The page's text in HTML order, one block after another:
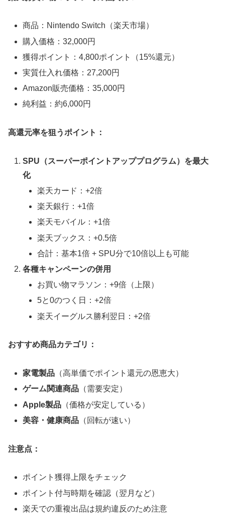
商品：Nintendo Switch（楽天市場）
購入価格：32,000円
獲得ポイント：4,800ポイント（15%還元）
実質仕入れ価格：27,200円
Amazon販売価格：35,000円
純利益：約6,000円
高還元率を狙うポイント：
SPU（スーパーポイントアッププログラム）を最大
化
楽天カード：+2倍
楽天銀行：+1倍
楽天モバイル：+1倍
楽天ブックス：+0.5倍
合計：基本1倍 + SPU分で10倍以上も可能
各種キャンペーンの併用
お買い物マラソン：+9倍（上限）
5と0のつく日：+2倍
楽天イーグルス勝利翌日：+2倍
おすすめ商品カテゴリ：
家電製品 （高単価でポイント還元の恩恵大）
ゲーム関連商品 （需要安定）
Apple製品 （価格が安定している）
美容・健康商品 （回転が速い）
注意点：
ポイント獲得上限をチェック
ポイント付与時期を確認（翌月など）
楽天での重複出品は規約違反のため注意